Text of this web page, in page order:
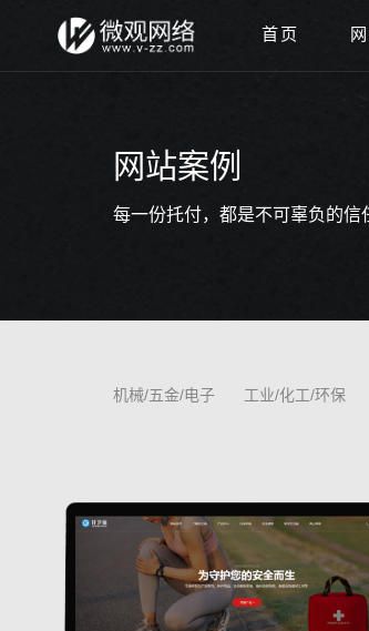
首页
网站案例
每一份托付，都是不可辜负的信
机械/五金/电子 工业/化工/环保